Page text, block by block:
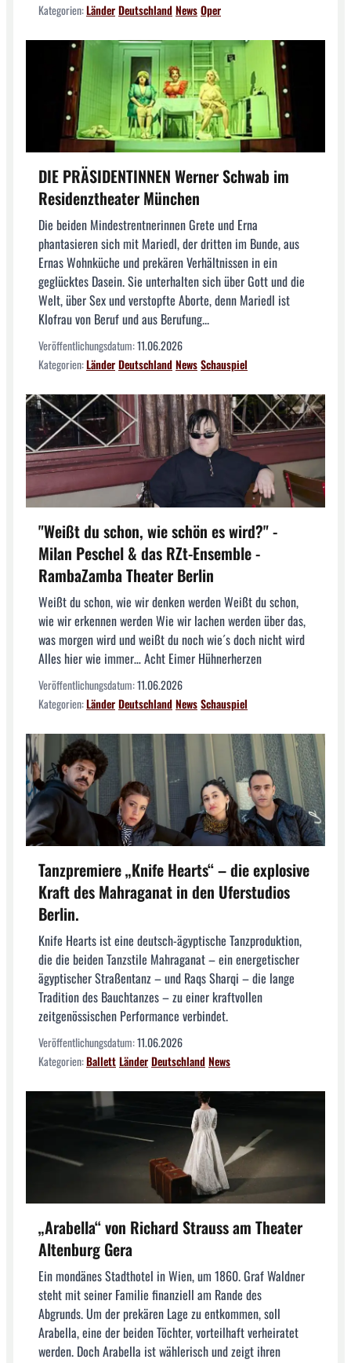
Kategorien:LänderDeutschlandNewsOper
DIE PRÄSIDENTINNEN Werner Schwab im
Residenztheater München
Die beiden Mindestrentnerinnen Grete und Erna
phantasieren sich mit Mariedl, der dritten im Bunde, aus
Ernas Wohnküche und prekären Verhältnissen in ein
geglücktes Dasein. Sie unterhalten sich über Gott und die
Welt, über Sex und verstopfte Aborte, denn Mariedl ist
Klofrau von Beruf und aus Berufung...
Veröffentlichungsdatum:11.06.2026
Kategorien:LänderDeutschlandNewsSchauspiel
"Weißt du schon, wie schön es wird?" -
Milan Peschel & das RZt-Ensemble -
RambaZamba Theater Berlin
Weißt du schon, wie wir denken werden Weißt du schon,
wie wir erkennen werden Wie wir lachen werden über das,
was morgen wird und weißt du noch wie´s doch nicht wird
Alles hier wie immer… Acht Eimer Hühnerherzen
Veröffentlichungsdatum:11.06.2026
Kategorien:LänderDeutschlandNewsSchauspiel
Tanzpremiere „Knife Hearts“ – die explosive
Kraft des Mahraganat in den Uferstudios
Berlin.
Knife Hearts ist eine deutsch-ägyptische Tanzproduktion,
die die beiden Tanzstile Mahraganat – ein energetischer
ägyptischer Straßentanz – und Raqs Sharqi – die lange
Tradition des Bauchtanzes – zu einer kraftvollen
zeitgenössischen Performance verbindet.
Veröffentlichungsdatum:11.06.2026
Kategorien:BallettLänderDeutschlandNews
„Arabella“ von Richard Strauss am Theater
Altenburg Gera
Ein mondänes Stadthotel in Wien, um 1860. Graf Waldner
steht mit seiner Familie finanziell am Rande des
Abgrunds. Um der prekären Lage zu entkommen, soll
Arabella, eine der beiden Töchter, vorteilhaft verheiratet
werden. Doch Arabella ist wählerisch und zeigt ihren